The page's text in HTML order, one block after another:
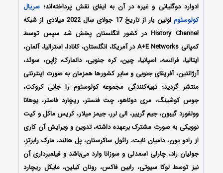
ادوارد دوگلیانی و غیره در آن به ایفای نقش پرداخته‌اند؛ سریال
کولوسئوم
اولین بار از تاریخ 17 جولای سال 2022 میلادی از شبکه‌
History Channel در کشور انگلستان پخش شد سپس توسط
کمپانی A+E Networks در آمریکا، انگلستان، کانادا، استرالیا، آلمان،
ایتالیا، فرانسه، اسپانیا، چین، کره جنوبی، دانمارک، ژاپن، سوئد،
آرژانتین، آفریقای جنوبی و سایر کشورها همزمان به صورت اینترنتی
منتشر گردید؛ تهیه‌کنندگی مجموعه کولوسئوم را جانی کروکت،
جوس کوشینگ، مری دوناهو، چت فنستر، ریچارد فاستر، یوهانا
وولفورد گیبون، جیم گرییر، الی لرر، جیمز میلار، کریس ماکل و کیت
نوویکی به صورت مشترک برعهده داشته، تدوین و ویرایش آن کاری
از رادو یون، دامیان نایت، رائول ساکرستان، پل هالند، مارک رابرتز،
جولیان راد، چارلی اسمدلی و سوزانا وارد می‌باشد و فیلمبرداری آن
نیز توسط لوکا سیوتی، رابین فاکس، رونان کیلین، مایکل ریچارد